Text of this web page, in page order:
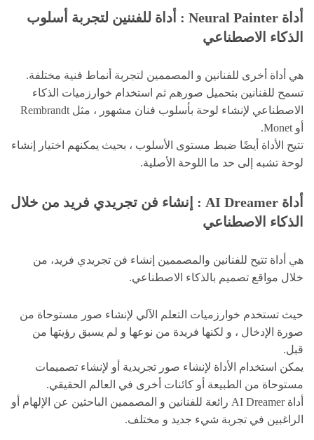
أداة Neural Painter : أداة للفننين لتجربة أسلوب
الذكاء الاصطناعي
هي أداة أخرى للفنانين و المصممين لتجربة أنماط فنية مختلفة.
تسمح للفنانين بتحميل صورهم ثم استخدام خوارزميات الذكاء
الاصطناعي لإنشاء لوحة بأسلوب فنان مشهور ، مثل Rembrandt
أو Monet.
تتيح الأداة أيضًا ضبط مستوى الأسلوب ، بحيث يمكنهم اختيار إنشاء
لوحة تشبه إلى حد ما اللوحة الأصلية.
أداة AI Dreamer : إنشاء فن تجريدي فريد من خلال
الذكاء الاصطناعي
هي أداة تتيح للفنانين والمصممين إنشاء فن تجريدي فريد، من
خلال مواقع تصميم بالذكاء الاصطناعي.
حيث تستخدم خوارزميات التعلم الآلي لإنشاء صور مستوحاة من
صورة الإدخال ، و لكنها فريدة من نوعها و لم يسبق رؤيتها من
قبل.
يمكن استخدام الأداة لإنشاء صور تجريدية أو لإنشاء تصميمات
مستوحاة من الطبيعة أو كائنات أخرى في العالم الحقيقي.
أداة AI Dreamer رائعة للفنانين و المصممين الباحثين عن الإلهام أو
الراغبين في تجربة شيء جديد و مختلف.